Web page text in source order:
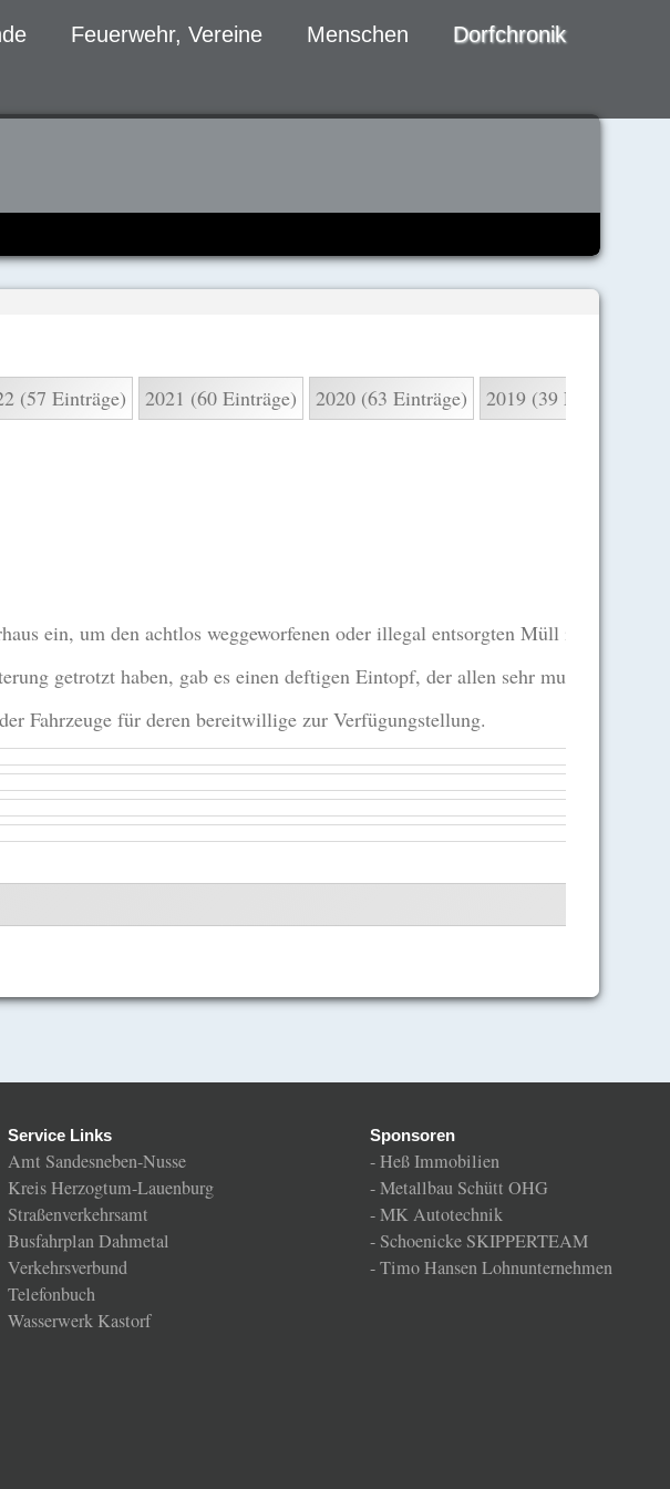
Feuerwehr, Vereine Menschen Dorfchronik
(57 Einträge) 2021 (60 Einträge) 2020 (63 Einträge) 2019 (39 Einträge)
ein, um den achtlos weggeworfenen oder illegal entsorgten Müll in den
getrotzt haben, gab es einen deftigen Eintopf, der allen sehr mundete.
Fahrzeuge für deren bereitwillige zur Verfügungstellung.
Service Links
Amt Sandesneben-Nusse
Kreis Herzogtum-Lauenburg
Straßenverkehrsamt
Busfahrplan Dahmetal
Verkehrsverbund
Telefonbuch
Wasserwerk Kastorf
Sponsoren
-Heß Immobilien
-Metallbau Schütt OHG
-MK Autotechnik
- Schoenicke SKIPPERTEAM
-Timo Hansen Lohnunternehmen